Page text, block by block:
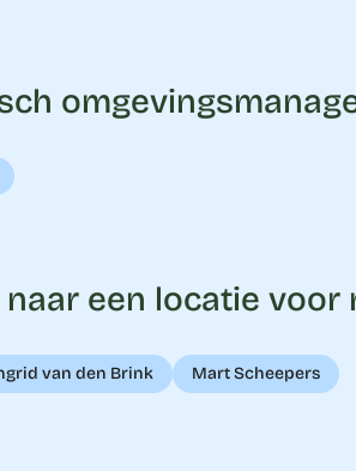
naar een locatie
van den Brink Mart Scheepers